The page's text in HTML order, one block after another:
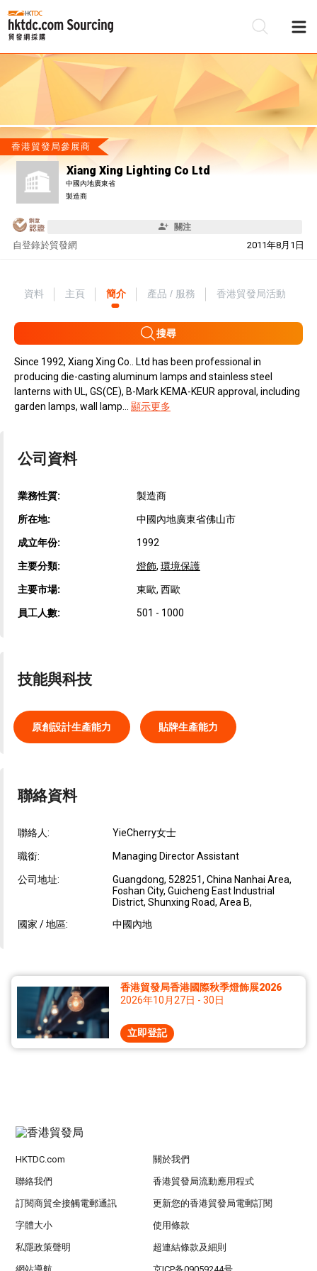
香港貿發局參展商
Xiang Xing Lighting Co Ltd
中國內地廣東省
製造商
關注
自 2011年8月1日
登錄於貿發網
資料 主頁 簡介 產品 / 服務 香港貿發局活動
搜尋
Since 1992, Xiang Xing Co.. Ltd has been professional in
producing die-casting aluminum lamps and stainless steel
lanterns with UL, GS(CE), B-Mark KEMA-KEUR approval, including
garden lamps, wall lamp...
顯示更多
公司資料
業務性質: 製造商
所在地: 中國內地廣東省佛山市
成立年份: 1992
主要分類: 燈飾, 環境保護
主要市場: 東歐, 西歐
員工人數: 501 - 1000
技能與科技
原創設計生產能力 貼牌生產能力
聯絡資料
聯絡人: YieCherry女士
職銜: Managing Director Assistant
公司地址:
Guangdong, 528251, China Nanhai Area,
Foshan City, Guicheng East Industrial
District, Shunxing Road, Area B,
國家 / 地區:
中國內地
香港貿發局香港國際秋季燈飾展2026
2026年10月27日 - 30日
立即登記
HKTDC.com 關於我們
聯絡我們 香港貿發局流動應用程式
訂閱商貿全接觸電郵通訊 更新您的香港貿發局電郵訂閱
字體大小 使用條款
私隱政策聲明 超連結條款及細則